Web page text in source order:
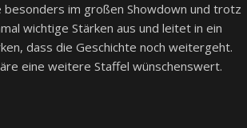
im großen Showdown und trotz
wichtige Stärken aus und leitet in ein
dass die Geschichte noch weitergeht.
eine weitere Staffel wünschenswert.